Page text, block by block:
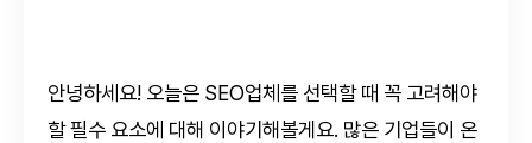
안녕하세요! 오늘은 SEO업체를 선택할 때 꼭 고려해야
할 필수 요소에 대해 이야기해볼게요. 많은 기업들이 온